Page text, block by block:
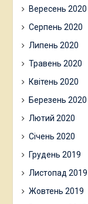
Вересень 2020
Серпень 2020
Липень 2020
Травень 2020
Квітень 2020
Березень 2020
Лютий 2020
Січень 2020
Грудень 2019
Листопад 2019
Жовтень 2019